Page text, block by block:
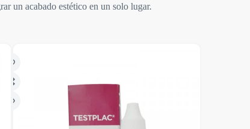
un acabado estético en un solo lugar.